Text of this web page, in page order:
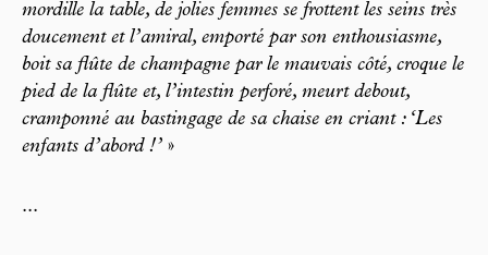
mordille la table, de jolies femmes se frottent les seins très
doucement et l’amiral, emporté par son enthousiasme,
boit sa flûte de champagne par le mauvais côté, croque le
pied de la flûte et, l’intestin perforé, meurt debout,
cramponné au bastingage de sa chaise en criant : ‘Les
enfants d’abord !’ »
...